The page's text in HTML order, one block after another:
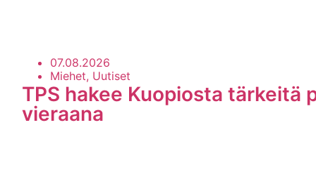
07.08.2026
Miehet, Uutiset
TPS hakee Kuopiosta tärkeitä
vieraana